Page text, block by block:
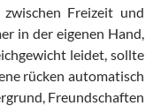
Freizeit und
in der eigenen Hand,
leidet, sollte
rücken automatisch
Freundschaften